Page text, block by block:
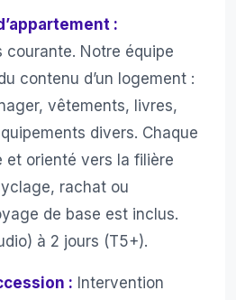
:
courante. Notre équipe
contenu d’un logement :
vêtements, livres,
divers. Chaque
et orienté vers la filière
rachat ou
de base est inclus.
à 2 jours (T5+).
: Intervention